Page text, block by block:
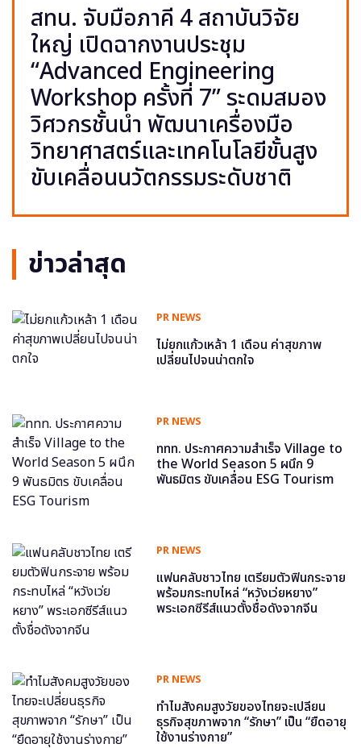
สทน. จับมือภาคี 4 สถาบันวิจัย
ใหญ่ เปิดฉากงานประชุม
“Advanced Engineering
Workshop ครั้งที่ 7” ระดมสมอง
วิศวกรชั้นนำ พัฒนาเครื่องมือ
วิทยาศาสตร์และเทคโนโลยีขั้นสูง
ขับเคลื่อนนวัตกรรมระดับชาติ
ข่าวล่าสุด
PR NEWS
ไม่ยกแก้วเหล้า 1 เดือน ค่าสุขภาพ
เปลี่ยนไปจนน่าตกใจ
PR NEWS
ททท. ประกาศความสำเร็จ Village to
the World Season 5 ผนึก 9
พันธมิตร ขับเคลื่อน ESG Tourism
PR NEWS
แฟนคลับชาวไทย เตรียมตัวฟินกระจาย
พร้อมกระทบไหล่ “หวังเว่ยหยาง”
พระเอกซีรีส์แนวตั้งชื่อดังจากจีน
PR NEWS
ทำไมสังคมสูงวัยของไทยจะเปลี่ยน
ธุรกิจสุขภาพจาก “รักษา” เป็น “ยืดอายุ
ใช้งานร่างกาย”